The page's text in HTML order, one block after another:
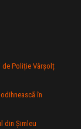
Poliție Vârșolț
în
din Şimleu